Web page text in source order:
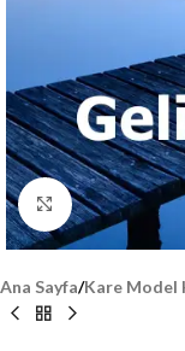
Click to enlarge
Ana Sayfa/Kare Model